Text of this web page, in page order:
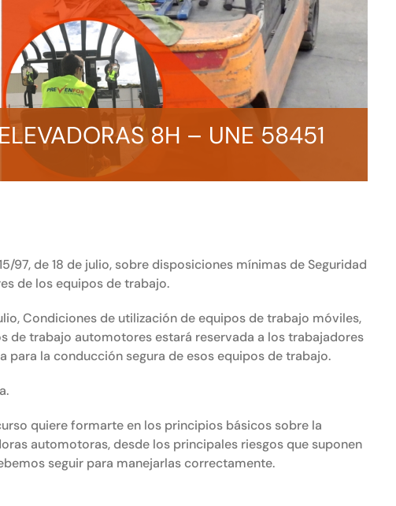
8H – UNE 58451
97, de 18 de julio, sobre disposiciones mínimas de Seguridad
de los equipos de trabajo.
Condiciones de utilización de equipos de trabajo móviles,
de trabajo automotores estará reservada a los trabajadores
para la conducción segura de esos equipos de trabajo.
quiere formarte en los principios básicos sobre la
automotoras, desde los principales riesgos que suponen
seguir para manejarlas correctamente.